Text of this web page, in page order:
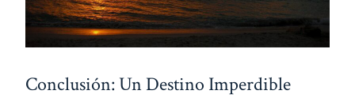
Conclusión: Un Destino Imperdible